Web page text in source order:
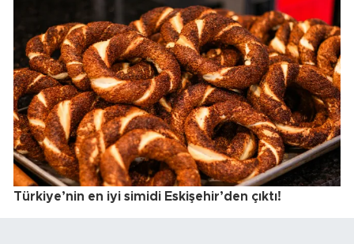
Türkiye’nin en iyi simidi Eskişehir’den çıktı!